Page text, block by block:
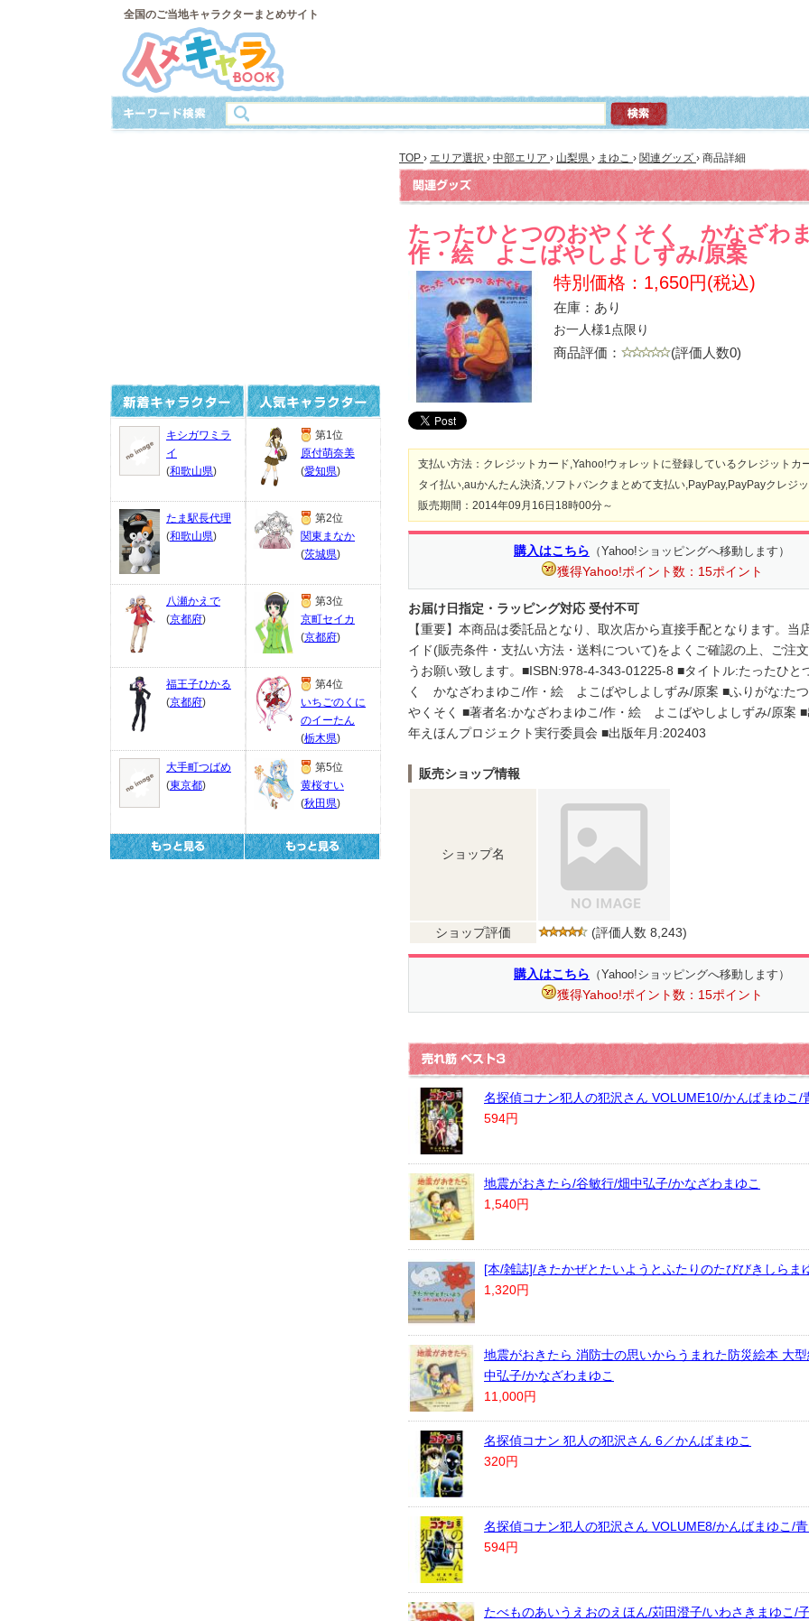
全国のご当地キャラクターまとめサイト
キシガワミラ
イ
(和歌山県)
たま駅長代理
(和歌山県)
八瀬かえで
(京都府)
福王子ひかる
(京都府)
大手町つばめ
(東京都)
第1位
原付萌奈美
(愛知県)
第2位
関東まなか
(茨城県)
第3位
京町セイカ
(京都府)
第4位
いちごのくに
のイーたん
(栃木県)
第5位
黄桜すい
(秋田県)
TOP › エリア選択 › 中部エリア › 山梨県 › まゆこ › 関連グッズ › 商品詳細
たったひとつのおやくそく かなざわ
作・絵 よこばやしよしずみ/原案
特別価格：1,650円(税込)
在庫：あり
お一人様1点限り
商品評価： (評価人数0)
支払い方法：クレジットカード,Yahoo!ウォレットに登録しているクレジットカ
タイ払い,auかんたん決済,ソフトバンクまとめて支払い,PayPay,PayPayクレジッ
販売期間：2014年09月16日18時00分～
購入はこちら （Yahoo!ショッピングへ移動します）
獲得Yahoo!ポイント数：15ポイント
お届け日指定・ラッピング対応 受付不可
【重要】本商品は委託品となり、取次店から直接手配となります。当
イド(販売条件・支払い方法・送料について)をよくご確認の上、ご注
うお願い致します。■ISBN:978-4-343-01225-8 ■タイトル:たったひと
く かなざわまゆこ/作・絵 よこばやしよしずみ/原案 ■ふりがな:た
やくそく ■著者名:かなざわまゆこ/作・絵 よこばやしよしずみ/原案
年えほんプロジェクト実行委員会 ■出版年月:202403
販売ショップ情報
ショップ名
ショップ評価 (評価人数 8,243)
購入はこちら （Yahoo!ショッピングへ移動します）
獲得Yahoo!ポイント数：15ポイント
名探偵コナン犯人の犯沢さん VOLUME10/かんばまゆこ/
594円
地震がおきたら/谷敏行/畑中弘子/かなざわまゆこ
1,540円
[本/雑誌]/きたかぜとたいようとふたりのたびびきしらま
1,320円
地震がおきたら 消防士の思いからうまれた防災絵本 大
中弘子/かなざわまゆこ
11,000円
名探偵コナン 犯人の犯沢さん 6／かんばまゆこ
320円
名探偵コナン犯人の犯沢さん VOLUME8/かんばまゆこ/
594円
たべものあいうえおのえほん/苅田澄子/いわさきまゆこ/